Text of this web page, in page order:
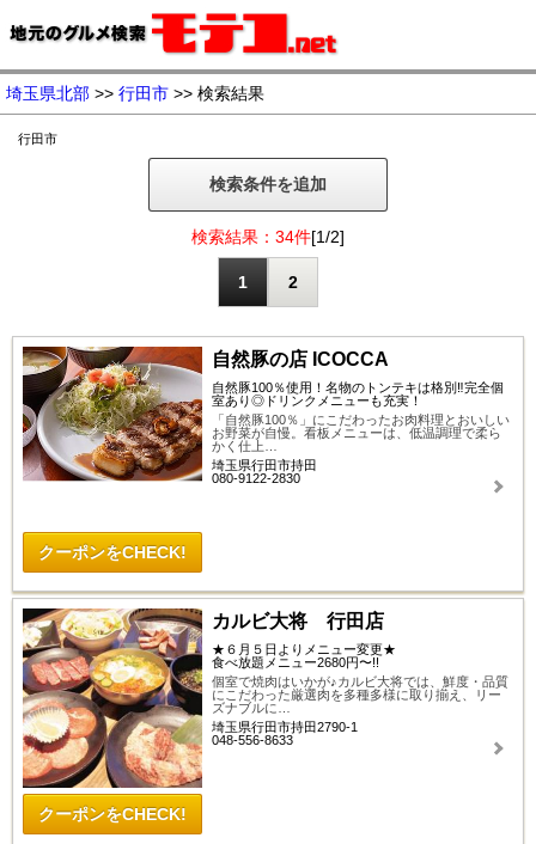
埼玉県北部 >> 行田市 >> 検索結果
行田市
検索条件を追加
検索結果：34件[1/2]
1 2
クーポンをCHECK!
自然豚の店 ICOCCA
自然豚100％使用！名物のトンテキは格別‼完全個
室あり◎ドリンクメニューも充実！
「自然豚100％」にこだわったお肉料理とおいしい
お野菜が自慢。看板メニューは、低温調理で柔ら
かく仕上…
埼玉県行田市持田
080-9122-2830
クーポンをCHECK!
カルビ大将 行田店
★６月５日よりメニュー変更★
食べ放題メニュー2680円〜!!
個室で焼肉はいかが♪カルビ大将では、鮮度・品質
にこだわった厳選肉を多種多様に取り揃え、リー
ズナブルに…
埼玉県行田市持田2790-1
048-556-8633